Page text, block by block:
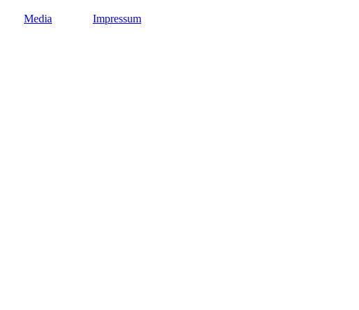
Media Impressum